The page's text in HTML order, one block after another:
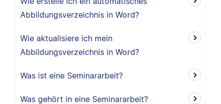
Abbildungsverzeichnis in Word?
Wie aktualisiere ich mein
Abbildungsverzeichnis in Word?
Was ist eine Seminararbeit?
Was gehört in eine Seminararbeit?